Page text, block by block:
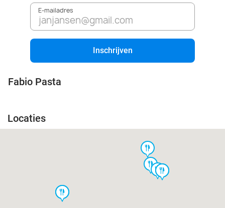
E-mailadres
Inschrijven
Fabio Pasta
Locaties
food
food
food
foodfood
food
food